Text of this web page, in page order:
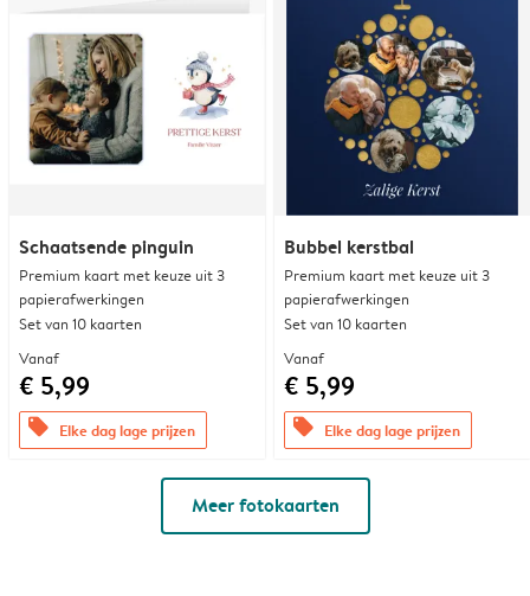
Schaatsende pinguin
Premium kaart met keuze uit 3
papierafwerkingen
Set van 10 kaarten
Vanaf
€ 5,99
offers Elke dag lage prijzen
Bubbel kerstbal
Premium kaart met keuze uit 3
papierafwerkingen
Set van 10 kaarten
Vanaf
€ 5,99
offers Elke dag lage prijzen
Meer fotokaarten